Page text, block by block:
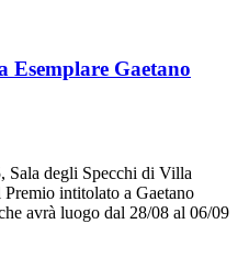
Esemplare Gaetano
Sala degli Specchi di Villa
intitolato a Gaetano
avrà luogo dal 28/08 al 06/09